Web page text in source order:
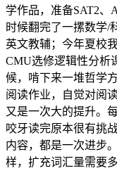
学作品，准备SAT2、
时候翻完了一摞数学/
英文教辅；今年夏校
CMU选修逻辑性分析
候，啃下来一堆哲学
阅读作业，自觉对阅
又是一次大的提升。
咬牙读完原本很有挑
内容，都是一次进步
样，扩充词汇量需要多